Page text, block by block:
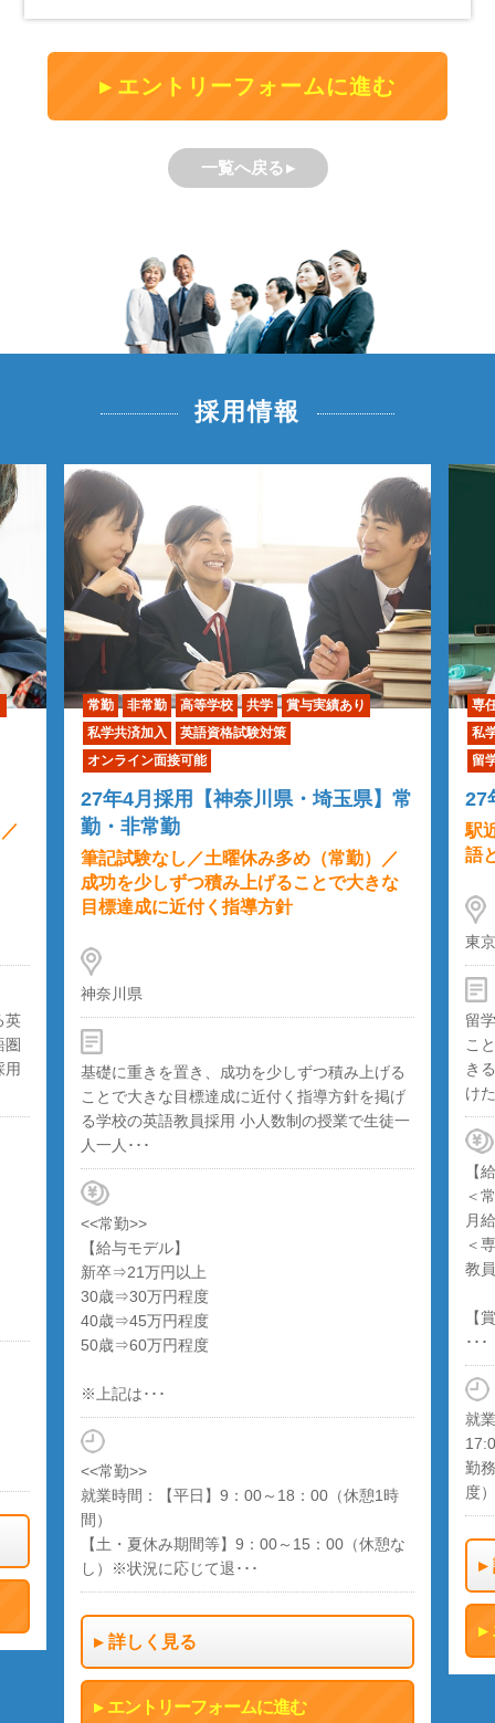
エントリーフォームに進む
一覧へ戻る
採用情報
英
圏
用
常勤 非常勤 高等学校 共学
賞与実績あり
私学共済加入
英語資格試験対策
オンライン面接可能
27年4月採用【神奈川県・埼玉県】常
勤・非常勤
筆記試験なし／土曜休み多め（常勤）／
成功を少しずつ積み上げることで大きな
目標達成に近付く指導方針
神奈川県
基礎に重きを置き、成功を少しずつ積み上げる
ことで大きな目標達成に近付く指導方針を掲げ
る学校の英語教員採用 小人数制の授業で生徒一
人一人･･･
<<常勤>>
【給与モデル】
新卒⇒21万円以上
30歳⇒30万円程度
40歳⇒45万円程度
50歳⇒60万円程度
※上記は･･･
<<常勤>>
就業時間：【平日】9：00～18：00（休憩1時
間）
【土・夏休み期間等】9：00～15：00（休憩な
し）※状況に応じて退･･･
詳しく見る
エントリーフォームに進む
専
私
留
27
駅
語
東
留
こ
き
け
【
＜
月
＜
教
【
･･･
就
勤
度）